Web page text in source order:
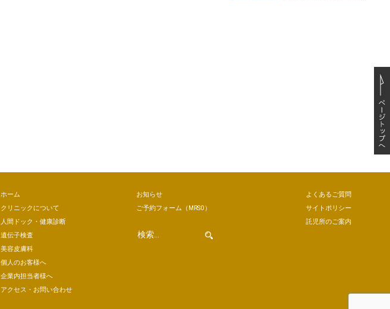
ホーム
クリニックについて
人間ドック・健康診断
遺伝子検査
美容皮膚科
個人のお客様へ
企業内担当者様へ
アクセス・お問い合わせ
お知らせ
ご予約フォーム （MRSO）
よくあるご質問
サイトポリシー
託児所のご案内